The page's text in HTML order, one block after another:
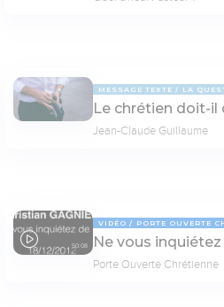
MESSAGE TEXTE LA
Le chrétien doit-il
Jean-Claude Guillaume
50:08
VIDÉO PORTE OUVERTE
Ne vous inquiétez
Porte Ouverte Chrétienne